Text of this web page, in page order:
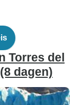
Torres del
dagen)